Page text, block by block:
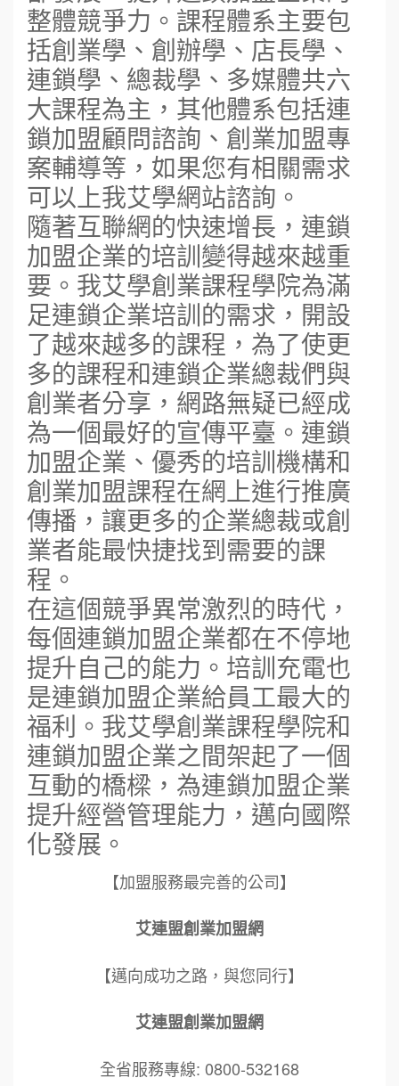
整體競爭力。課程體系主要包
括創業學、創辦學、店長學、
連鎖學、總裁學、多媒體共六
大課程為主，其他體系包括連
鎖加盟顧問諮詢、創業加盟專
案輔導等，如果您有相關需求
可以上我艾學網站諮詢。
隨著互聯網的快速增長，連鎖
加盟企業的培訓變得越來越重
要。我艾學創業課程學院為滿
足連鎖企業培訓的需求，開設
了越來越多的課程，為了使更
多的課程和連鎖企業總裁們與
創業者分享，網路無疑已經成
為一個最好的宣傳平臺。連鎖
加盟企業、優秀的培訓機構和
創業加盟課程在網上進行推廣
傳播，讓更多的企業總裁或創
業者能最快捷找到需要的課
程。
在這個競爭異常激烈的時代，
每個連鎖加盟企業都在不停地
提升自己的能力。培訓充電也
是連鎖加盟企業給員工最大的
福利。我艾學創業課程學院和
連鎖加盟企業之間架起了一個
互動的橋樑，為連鎖加盟企業
提升經營管理能力，邁向國際
化發展。
【加盟服務最完善的公司】
艾連盟創業加盟網
【邁向成功之路，與您同行】
艾連盟創業加盟網
全省服務專線: 0800-532168